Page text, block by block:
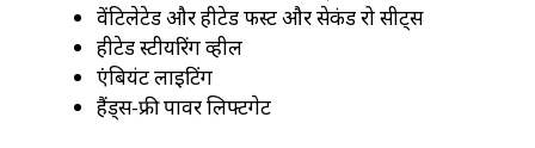
वेंटिलेटेड और हीटेड फर्स्ट और सेकंड रो सीट्स
हीटेड स्टीयरिंग व्हील
एंबियंट लाइटिंग
हैंड्स-फ्री पावर लिफ्टगेट